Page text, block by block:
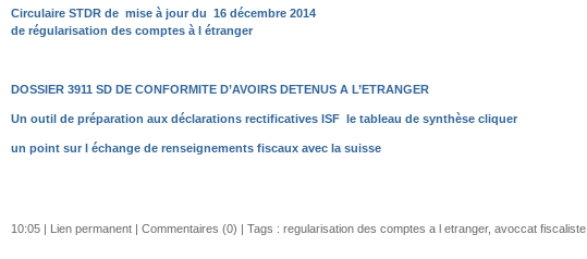
Circulaire STDR de mise à jour du 16 décembre 2014
de régularisation des comptes à l étranger
DOSSIER 3911 SD DE CONFORMITE D’AVOIRS DETENUS A L’ETRANGER
Un outil de préparation aux déclarations rectificatives ISF le tableau de synthèse cliquer
un point sur l échange de renseignements fiscaux avec la suisse
10:05 | Lien permanent | Commentaires (0) | Tags : regularisation des comptes a l etranger, avoccat fiscaliste